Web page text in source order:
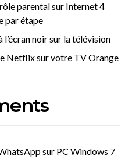
parental sur Internet 4
par étape
noir sur la télévision
Netflix sur votre TV Orange
sur PC Windows 7